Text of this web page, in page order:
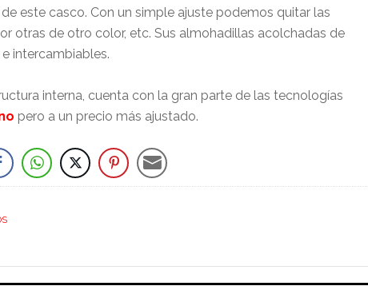
este casco. Con un simple ajuste podemos quitar las
otras de otro color, etc. Sus almohadillas acolchadas de
intercambiables.
interna, cuenta con la gran parte de las tecnologías
pero a un precio más ajustado.